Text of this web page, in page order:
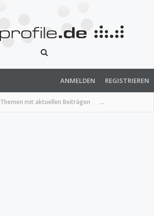
Themen mit aktuellen Beiträgen ...
ANMELDEN REGISTRIEREN